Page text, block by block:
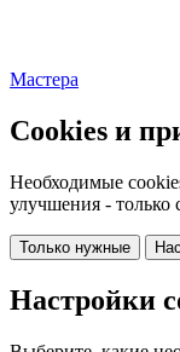
Мастера
Cookies и
Необходимые
улучшения - только
Только нужные
Настройки